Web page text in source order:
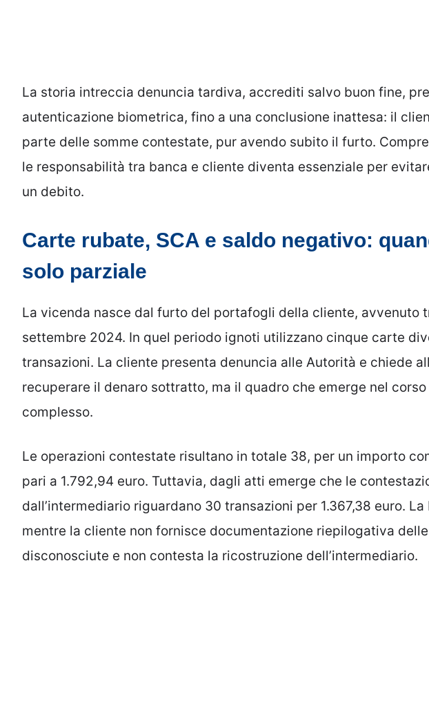
La storia intreccia denuncia tardiva, accrediti salvo buon fine,
autenticazione biometrica, fino a una conclusione inattesa: il
parte delle somme contestate, pur avendo subito il furto.
le responsabilità tra banca e cliente diventa essenziale per
un debito.
Carte rubate, SCA e saldo negativo:
solo parziale
La vicenda nasce dal furto del portafogli della cliente, avvenuto
settembre 2024. In quel periodo ignoti utilizzano cinque carte
transazioni. La cliente presenta denuncia alle Autorità e chiede
recuperare il denaro sottratto, ma il quadro che emerge nel
complesso.
Le operazioni contestate risultano in totale 38, per un importo
pari a 1.792,94 euro. Tuttavia, dagli atti emerge che le
dall’intermediario riguardano 30 transazioni per 1.367,38 euro.
mentre la cliente non fornisce documentazione riepilogativa
disconosciute e non contesta la ricostruzione dell’intermediario.